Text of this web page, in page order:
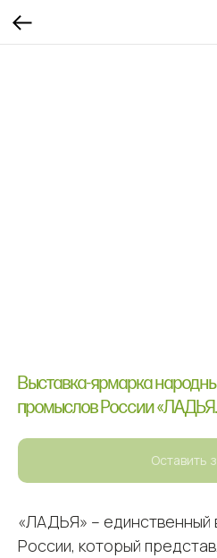
Выставка-ярмарка
промыслов России
Оставить
«ЛАДЬЯ» – единственный
России, который